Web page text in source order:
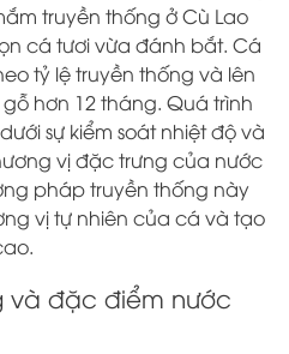
truyền thống ở Cù Lao
cá tươi vừa đánh bắt. Cá
tỷ lệ truyền thống và lên
hơn 12 tháng. Quá trình
sự kiểm soát nhiệt độ và
vị đặc trưng của nước
pháp truyền thống này
vị tự nhiên của cá và tạo
và đặc điểm nước